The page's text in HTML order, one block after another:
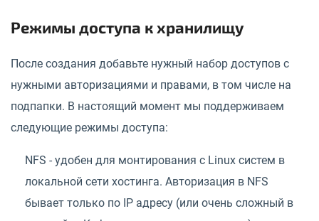
Режимы доступа к хранилищу
После создания добавьте нужный набор доступов с
нужными авторизациями и правами, в том числе на
подпапки. В настоящий момент мы поддерживаем
следующие режимы доступа:
NFS - удобен для монтирования с Linux систем в
локальной сети хостинга. Авторизация в NFS
бывает только по IP адресу (или очень сложный в